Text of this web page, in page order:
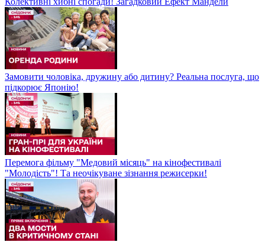
Замовити чоловіка, дружину або дитину? Реальна послуга, що
підкорює Японію!
Перемога фільму "Медовий місяць" на кінофестивалі
"Молодість"! Та неочікуване зізнання режисерки!